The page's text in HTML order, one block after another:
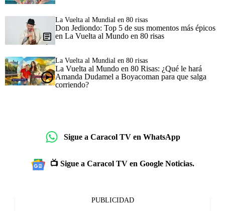
La Vuelta al Mundial en 80 risas
Don Jediondo: Top 5 de sus momentos más épicos
en La Vuelta al Mundo en 80 risas
La Vuelta al Mundial en 80 risas
La Vuelta al Mundo en 80 Risas: ¿Qué le hará
Amanda Dudamel a Boyacoman para que salga
corriendo?
Sigue a Caracol TV en WhatsApp
📺 Sigue a Caracol TV en Google Noticias.
PUBLICIDAD